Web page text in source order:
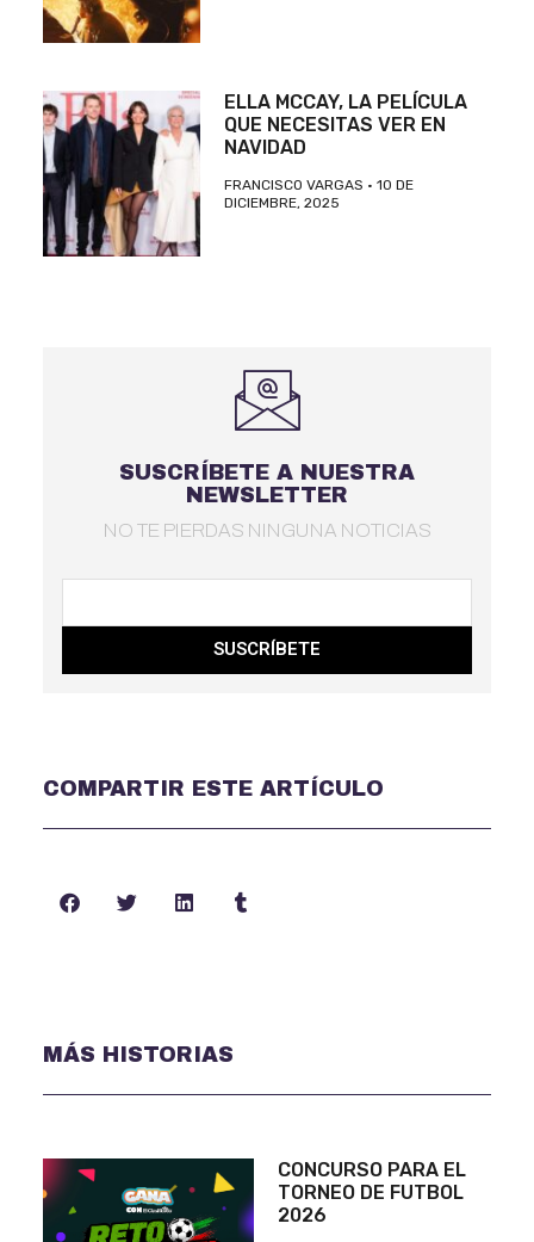
ELLA MCCAY, LA PELÍCULA
QUE NECESITAS VER EN
NAVIDAD
FRANCISCO VARGAS
10 DE
DICIEMBRE, 2025
SUSCRÍBETE A NUESTRA
NEWSLETTER
NO TE PIERDAS NINGUNA NOTICIAS
SUSCRÍBETE
COMPARTIR ESTE ARTÍCULO
MÁS HISTORIAS
CONCURSO PARA EL
TORNEO DE FUTBOL
2026